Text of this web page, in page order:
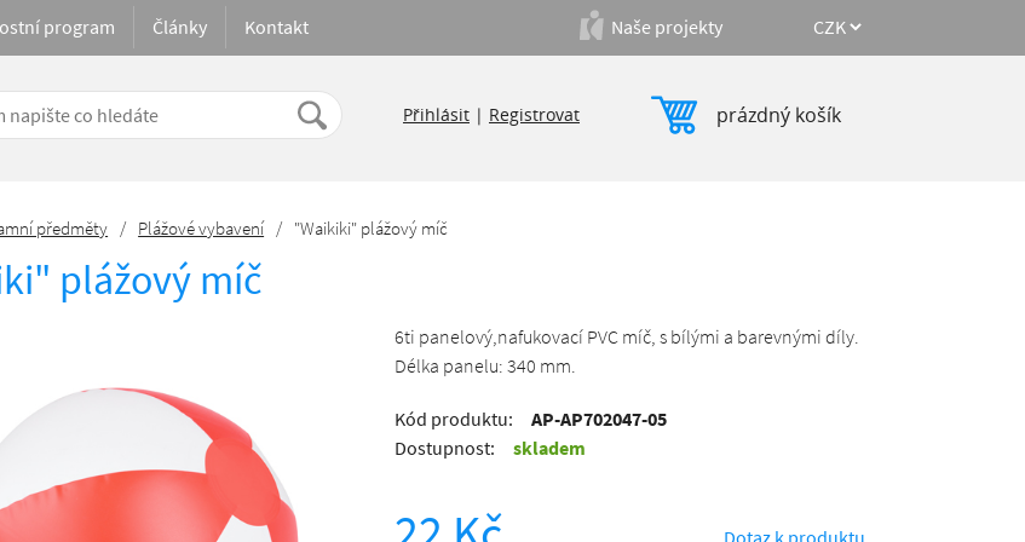
prázdný košík
Přihlásit | Registrovat
program Články Kontakt Naše projekty
předměty / Plážové vybavení / "Waikiki" plážový míč
plážový míč
6ti panelový,nafukovací PVC míč, s bílými a barevnými díly.
Délka panelu: 340 mm.
Kód produktu:
AP-AP702047-05
Dostupnost:
skladem
Dotaz k produktu